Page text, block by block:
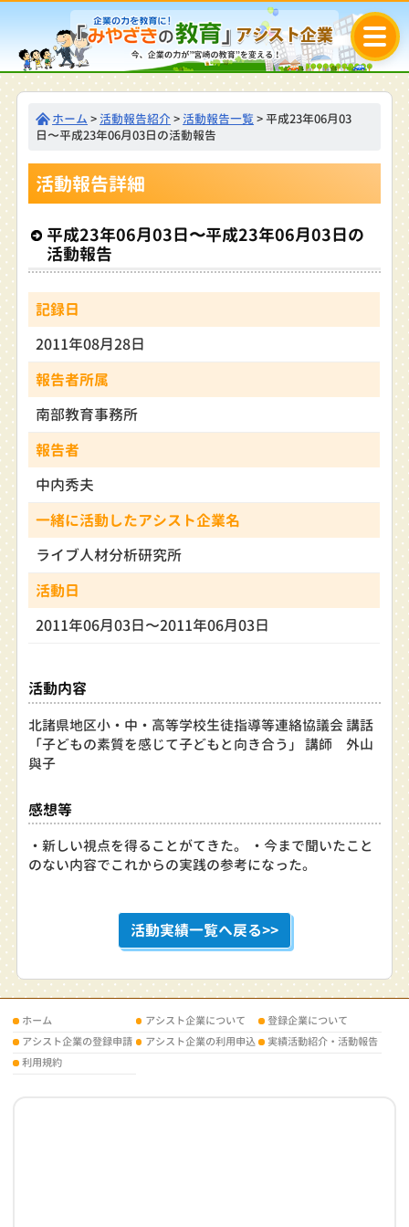
ホーム > 活動報告紹介 > 活動報告一覧> 平成23年06月03
日〜平成23年06月03日の活動報告
活動報告詳細
平成23年06月03日〜平成23年06月03日の
活動報告
記録日
2011年08月28日
報告者所属
南部教育事務所
報告者
中内秀夫
一緒に活動したアシスト企業名
ライブ人材分析研究所
活動日
2011年06月03日〜2011年06月03日
活動内容
北諸県地区小・中・高等学校生徒指導等連絡協議会 講話
「子どもの素質を感じて子どもと向き合う」 講師 外山
與子
感想等
・新しい視点を得ることがてきた。 ・今まで聞いたこと
のない内容でこれからの実践の参考になった。
活動実績一覧へ戻る>>
ホーム アシスト企業について
登録企業について
アシスト企業の登録申請
アシスト企業の利用申込
実績活動紹介・活動報告
利用規約